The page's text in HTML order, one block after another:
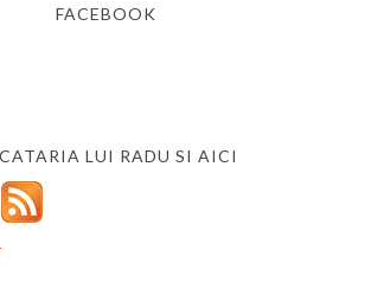
FACEBOOK
LUI RADU SI AICI